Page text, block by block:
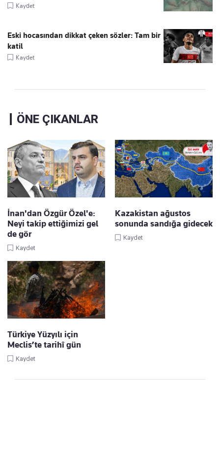
Kaydet
Eski hocasından dikkat çeken sözler: Tam bir
katil
Kaydet
ÖNE ÇIKANLAR
İnan'dan Özgür Özel'e:
Neyi takip ettiğimizi gel
de gör
Kaydet
Kazakistan ağustos
sonunda sandığa gidecek
Kaydet
Türkiye Yüzyılı için
Meclis’te tarihî gün
Kaydet